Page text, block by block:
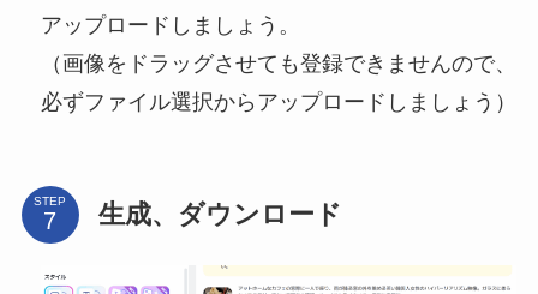
アップロードしましょう。
（画像をドラッグさせても登録できませんので、
必ずファイル選択からアップロードしましょう）
STEP 生成、ダウンロード